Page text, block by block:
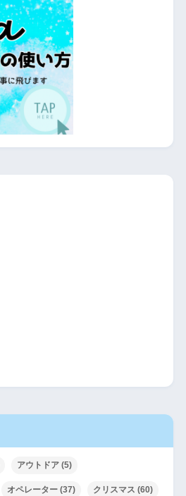
アウトドア(5)
オペレーター(37) クリスマス (60)